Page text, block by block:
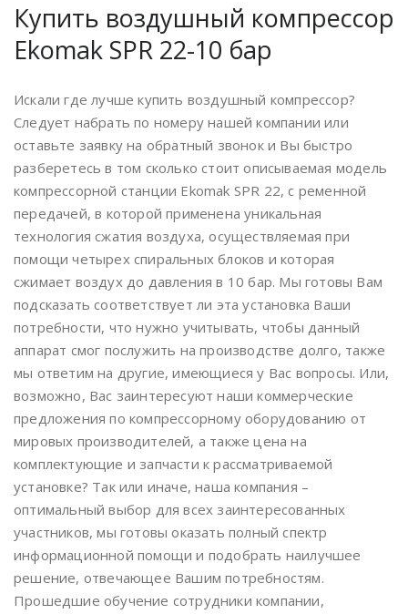
Купить воздушный компрессор
Ekomak SPR 22-10 бар
Искали где лучше купить воздушный компрессор?
Следует набрать по номеру нашей компании или
оставьте заявку на обратный звонок и Вы быстро
разберетесь в том сколько стоит описываемая модель
компрессорной станции Ekomak SPR 22, с ременной
передачей, в которой применена уникальная
технология сжатия воздуха, осуществляемая при
помощи четырех спиральных блоков и которая
сжимает воздух до давления в 10 бар. Мы готовы Вам
подсказать соответствует ли эта установка Ваши
потребности, что нужно учитывать, чтобы данный
аппарат смог послужить на производстве долго, также
мы ответим на другие, имеющиеся у Вас вопросы. Или,
возможно, Вас заинтересуют наши коммерческие
предложения по компрессорному оборудованию от
мировых производителей, а также цена на
комплектующие и запчасти к рассматриваемой
установке? Так или иначе, наша компания –
оптимальный выбор для всех заинтересованных
участников, мы готовы оказать полный спектр
информационной помощи и подобрать наилучшее
решение, отвечающее Вашим потребностям.
Прошедшие обучение сотрудники компании,